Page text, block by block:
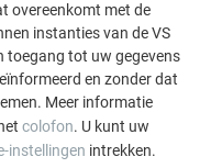
overeenkomt met de
instanties van de VS
toegang tot uw gegevens
en zonder dat
Meer informatie
colofon. U kunt uw
instellingen intrekken.